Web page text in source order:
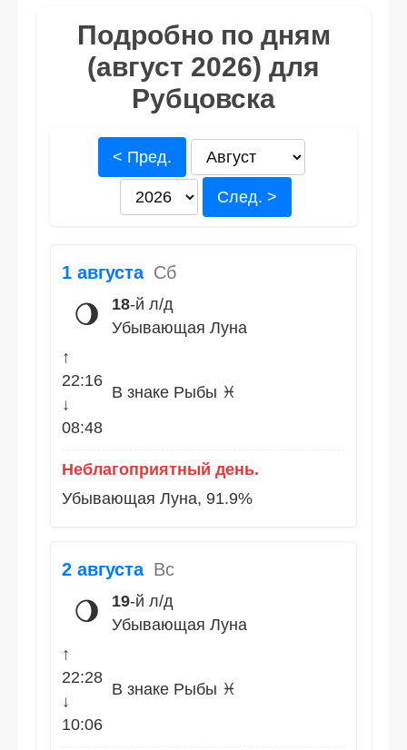
Подробно по дням
(август 2026) для
Рубцовска
< Пред.
След. >
1 августа Сб
🌖 18-й л/д
Убывающая Луна
↑
22:16
↓
08:48
В знаке Рыбы ♓
Неблагоприятный день.
Убывающая Луна, 91.9%
2 августа Вс
🌖 19-й л/д
Убывающая Луна
↑
22:28
↓
10:06
В знаке Рыбы ♓